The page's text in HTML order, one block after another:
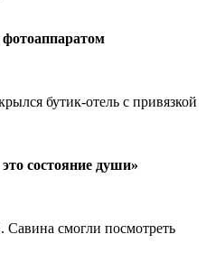
бутик-отель с привязкой
состояние души»
смогли посмотреть